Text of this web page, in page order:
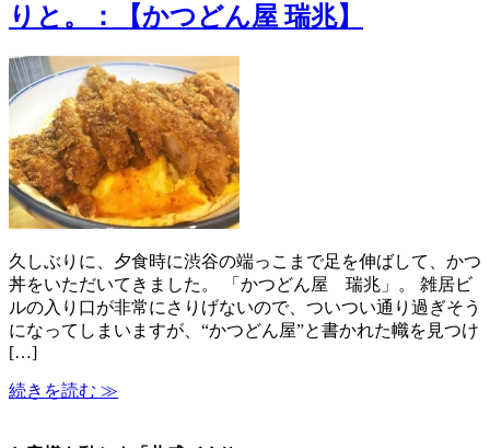
りと。：【かつどん屋 瑞兆】
久しぶりに、夕食時に渋谷の端っこまで足を伸ばして、かつ
丼をいただいてきました。 「かつどん屋 瑞兆」。 雑居ビ
ルの入り口が非常にさりげないので、ついつい通り過ぎそう
になってしまいますが、“かつどん屋”と書かれた幟を見つけ
[…]
続きを読む ≫